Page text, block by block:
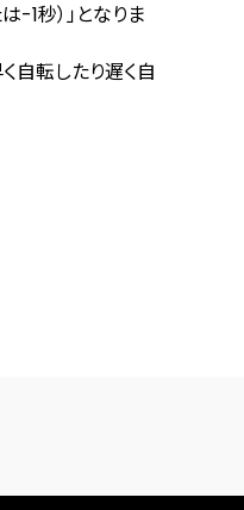
1秒）」となりま
自転したり遅く自